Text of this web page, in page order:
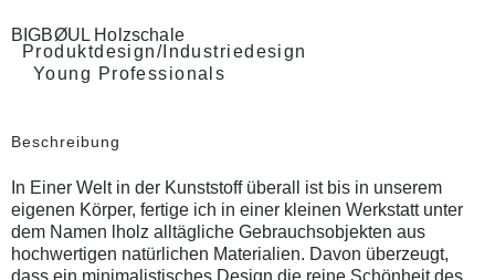
BIGBØUL Holzschale
Produktdesign/Industriedesign
Young Professionals
Beschreibung
In Einer Welt in der Kunststoff überall ist bis in unserem
eigenen Körper, fertige ich in einer kleinen Werkstatt unter
dem Namen lholz alltägliche Gebrauchsobjekten aus
hochwertigen natürlichen Materialien. Davon überzeugt,
dass ein minimalistisches Design die reine Schönheit des